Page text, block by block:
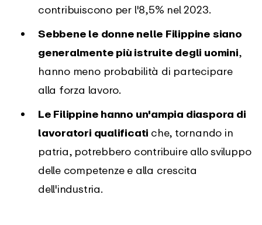
contribuiscono per l'8,5% nel 2023.
Sebbene le donne nelle Filippine siano
generalmente più istruite degli uomini,
hanno meno probabilità di partecipare
alla forza lavoro.
Le Filippine hanno un'ampia diaspora di
lavoratori qualificati che, tornando in
patria, potrebbero contribuire allo sviluppo
delle competenze e alla crescita
dell'industria.